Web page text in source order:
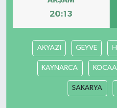
20:13
AKYAZI GEYVE
KAYNARCA
SAKARYA